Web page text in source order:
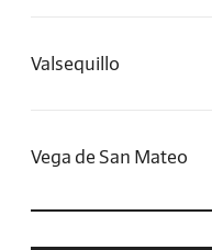
Valsequillo
Vega de San Mateo